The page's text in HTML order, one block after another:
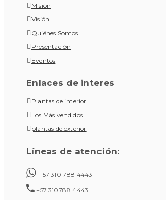
Misión
Visión
Quiénes Somos
Presentación
Eventos
Enlaces de interes
Plantas de interior
Los Más vendidos
plantas de exterior
Líneas de atención:
+57 310 788 4443
+57 310788 4443